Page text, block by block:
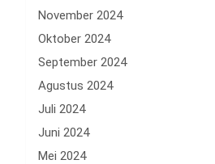
November 2024
Oktober 2024
September 2024
Agustus 2024
Juli 2024
Juni 2024
Mei 2024